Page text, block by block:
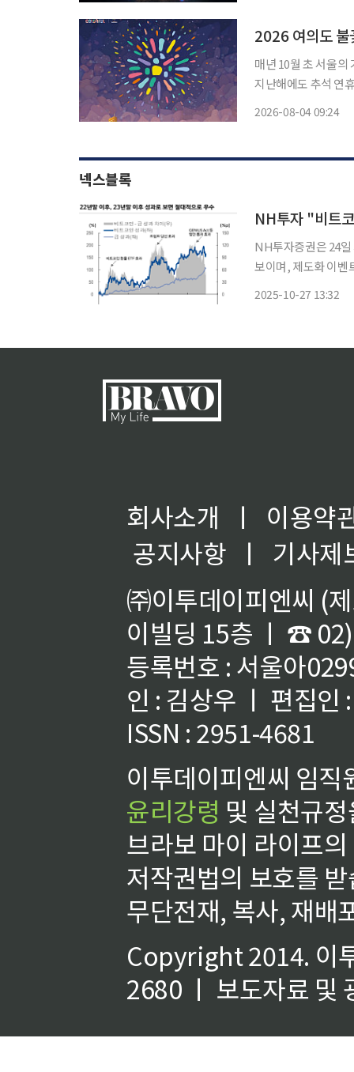
2026 여의도 불
매년 10월 초 서울의
지난해에도 추석 연
2026-08-04 09:24
넥스블록
NH투자 "비트
NH투자증권은 24일
보이며, 제도화 이벤트가
2025-10-27 13:32
회사소개 ㅣ
이용약
공지사항
ㅣ
기사제
㈜이투데이피엔씨 (
이빌딩 15층 ㅣ ☎
등록번호 : 서울아
인 : 김상우 ㅣ 편집인
ISSN : 2951-4681
이투데이피엔씨 임
윤리강령 및 실천규
브라보 마이 라이프
저작권법의 보호를
무단전재, 복사, 재배
Copyright 2014. 이
2680 ㅣ 보도자료